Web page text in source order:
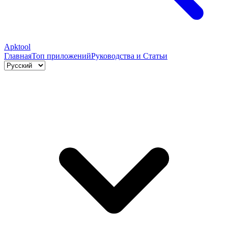
Apktool
ГлавнаяТоп приложенийРуководства и Статьи